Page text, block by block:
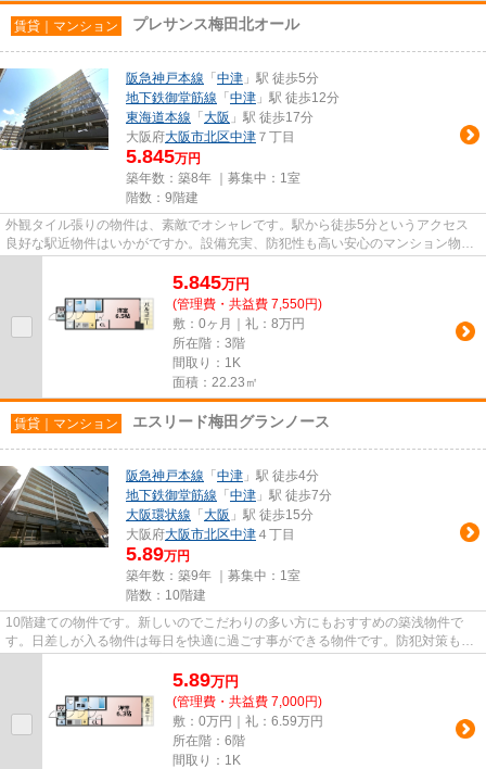
賃貸｜マンション プレサンス梅田北オール
阪急神戸本線 「 中津 」駅 徒歩5分
地下鉄御堂筋線 「 中津 」駅 徒歩12分
東海道本線 「 大阪 」駅 徒歩17分
大阪府大阪市北区中津 ７丁目
5.845万円
築年数：築8年 ｜募集中： 1室
階数：9階建
外観タイル張りの物件は、素敵でオシャレです。駅から徒歩5分というアクセス
良好な駅近物件はいかがですか。設備充実、防犯性も高い安心のマンション物件
5.845万円
(管理費・共益費 7,550円)
敷：0ヶ月｜礼：8万円
所在階：3階
間取り：1K
面積：22.23㎡
賃貸｜マンション エスリード梅田グランノース
阪急神戸本線 「 中津 」駅 徒歩4分
地下鉄御堂筋線 「 中津 」駅 徒歩7分
大阪環状線 「 大阪 」駅 徒歩15分
大阪府大阪市北区中津 ４丁目
5.89万円
築年数：築9年 ｜募集中： 1室
階数：10階建
10階建ての物件です。新しいのでこだわりの多い方にもおすすめの築浅物件で
す。日差しが入る物件は毎日を快適に過ごす事ができる物件です。防犯対策もバ
5.89万円
(管理費・共益費 7,000円)
敷：0万円｜礼：6.59万円
所在階：6階
間取り：1K